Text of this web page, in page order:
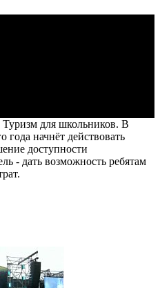
Туризм для школьников. В
года начнёт действовать
доступности
- дать возможность ребятам